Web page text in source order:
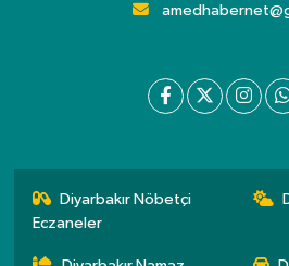
Diyarbakır Nöbetçi
Eczaneler